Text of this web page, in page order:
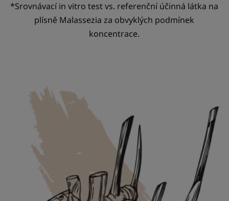
*Srovnávací in vitro test vs. referenční účinná látka na
plísně Malassezia za obvyklých podmínek
koncentrace.